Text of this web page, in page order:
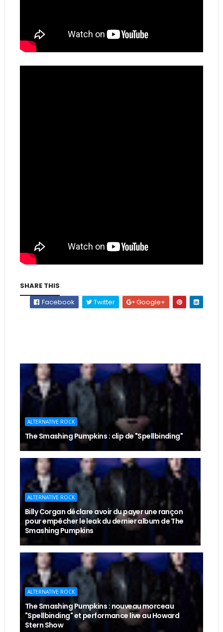
SHARE THIS
Facebook
Twitter Google+
ALTERNATIVE ROCK
The Smashing Pumpkins : clip de "Spellbinding"
ALTERNATIVE ROCK
Billy Corgan déclare avoir du payer une rançon
pour empêcher le leak du dernier album de The
Smashing Pumpkins
ALTERNATIVE ROCK
The Smashing Pumpkins : nouveau morceau
"Spellbinding" et performance live au Howard
Stern Show